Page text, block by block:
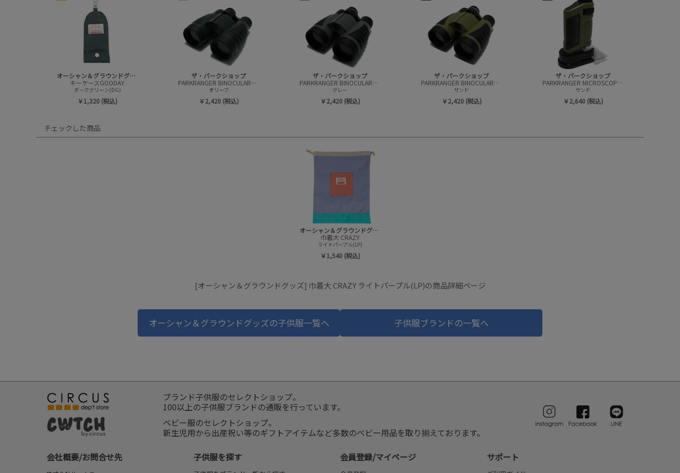
オーシャン＆グラウンドグッズ
キーケースGOODAY
ダークグリーン(DG)
￥1,320 (税込)
ザ・パークショップ
PARKRANGER BINOCULARS(コンパクト双眼鏡)
オリーブ
￥2,420 (税込)
ザ・パークショップ
PARKRANGER BINOCULARS(コンパクト双眼鏡)
グレー
￥2,420 (税込)
ザ・パークショップ
PARKRANGER BINOCULARS(コンパクト双眼鏡)
サンド
￥2,420 (税込)
ザ・パークショップ
PARKRANGER MICROSCOPE(コンパクト顕微鏡)
サンド
￥2,640 (税込)
チェックした商品
オーシャン＆グラウンドグッズ
巾着大 CRAZY
ライトパープル(LP)
￥1,540 (税込)
[オーシャン＆グラウンドグッズ] 巾着大 CRAZY ライトパープル(LP)の商品詳細ページ
オーシャン＆グラウンドグッズの子供服一覧へ 子供服ブランドの一覧へ
ブランド子供服のセレクトショップ。
100以上の子供服ブランドの通販を行っています。
ベビー服のセレクトショップ。
新生児用から出産祝い等のギフトアイテムなど多数のベビー用品を取り揃えております。
会社概要/お問合せ先
子供服を探す 会員登録/マイページ サポート